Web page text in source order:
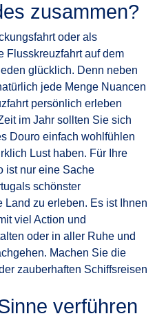
zusammen?
oder als
Flusskreuzfahrt auf dem
glücklich. Denn neben
jede Menge Nuancen
persönlich erleben
im Jahr sollten Sie sich
Douro einfach wohlfühlen
Lust haben. Für Ihre
ist nur eine Sache
schönster
zu erleben. Es ist Ihnen
viel Action und
oder in aller Ruhe und
Machen Sie die
zauberhaften Schiffsreisen
verführen